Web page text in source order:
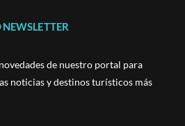
de nuestro portal para
noticias y destinos turísticos más